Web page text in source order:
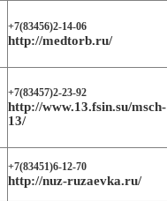
+7(83456)2-14-06
http://medtorb.ru/
+7(83457)2-23-92
http://www.13.fsin.su/msch-
13/
+7(83451)6-12-70
http://nuz-ruzaevka.ru/